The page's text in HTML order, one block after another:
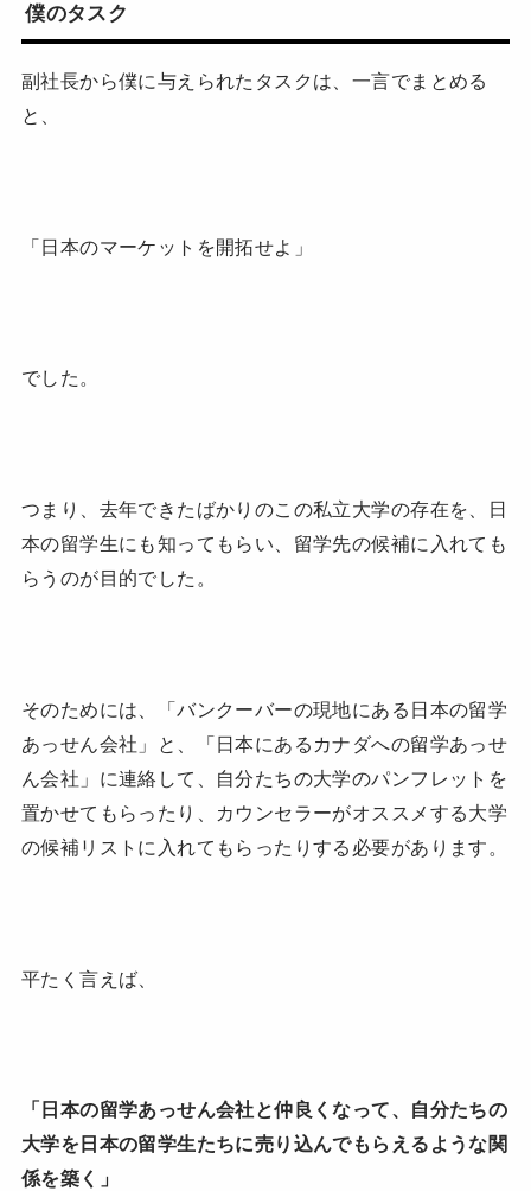
僕のタスク
副社長から僕に与えられたタスクは、一言でまとめる
と、
「日本のマーケットを開拓せよ」
でした。
つまり、去年できたばかりのこの私立大学の存在を、日
本の留学生にも知ってもらい、留学先の候補に入れても
らうのが目的でした。
そのためには、「バンクーバーの現地にある日本の留学
あっせん会社」と、「日本にあるカナダへの留学あっせ
ん会社」に連絡して、自分たちの大学のパンフレットを
置かせてもらったり、カウンセラーがオススメする大学
の候補リストに入れてもらったりする必要があります。
平たく言えば、
「日本の留学あっせん会社と仲良くなって、自分たちの
大学を日本の留学生たちに売り込んでもらえるような関
係を築く」